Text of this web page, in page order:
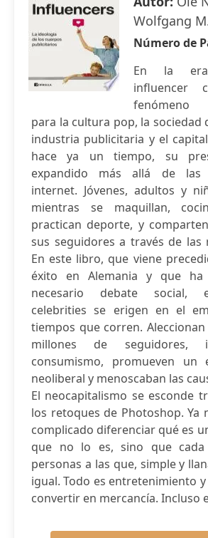
Wolfgang
Número de
En la
influencer
fenómeno
para la cultura pop, la sociedad
industria publicitaria y el
hace ya un tiempo, su
expandido más allá de las
internet. Jóvenes, adultos y
mientras se maquillan,
practican deporte, y
sus seguidores a través de las
En este libro, que viene
éxito en Alemania y que ha
necesario debate social,
celebrities se erigen en el
tiempos que corren.
millones de seguidores,
consumismo, promueven un
neoliberal y menoscaban las
El neocapitalismo se esconde
los retoques de Photoshop. Ya
complicado diferenciar qué es
que no lo es, sino que cada
personas a las que, simple y
igual. Todo es entretenimiento
convertir en mercancía. Incluso